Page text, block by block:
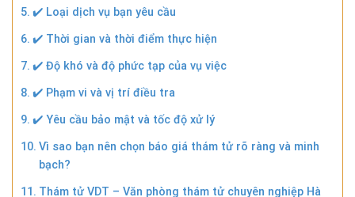
✔️ Loại dịch vụ bạn yêu cầu
✔️ Thời gian và thời điểm thực hiện
✔️ Độ khó và độ phức tạp của vụ việc
✔️ Phạm vi và vị trí điều tra
✔️ Yêu cầu bảo mật và tốc độ xử lý
Vì sao bạn nên chọn báo giá thám tử rõ ràng và minh
bạch?
Thám tử VDT – Văn phòng thám tử chuyên nghiệp Hà